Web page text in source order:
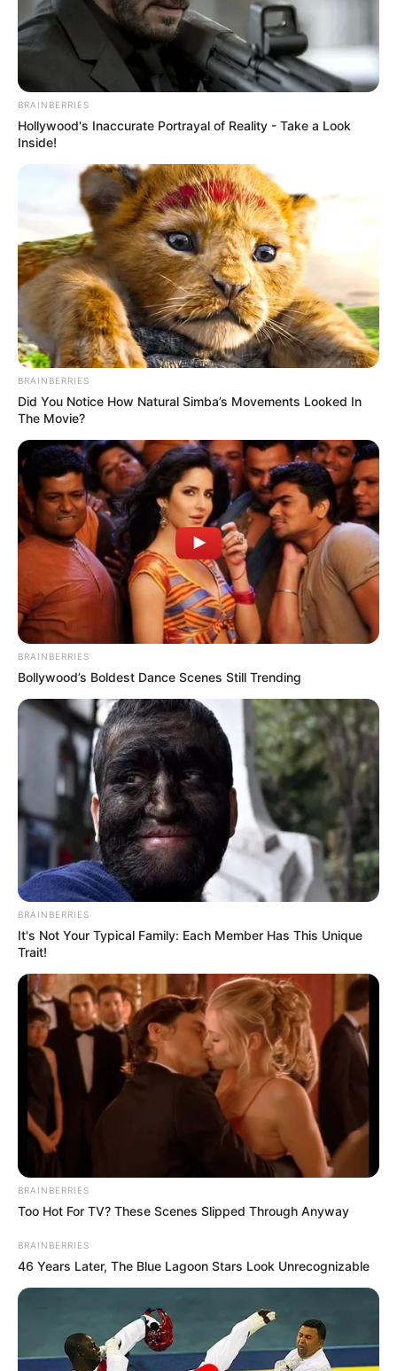
BRAINBERRIES
Hollywood's Inaccurate Portrayal of Reality - Take a Look
Inside!
BRAINBERRIES
Did You Notice How Natural Simba’s Movements Looked In
The Movie?
BRAINBERRIES
Bollywood’s Boldest Dance Scenes Still Trending
BRAINBERRIES
It's Not Your Typical Family: Each Member Has This Unique
Trait!
BRAINBERRIES
Too Hot For TV? These Scenes Slipped Through Anyway
BRAINBERRIES
46 Years Later, The Blue Lagoon Stars Look Unrecognizable